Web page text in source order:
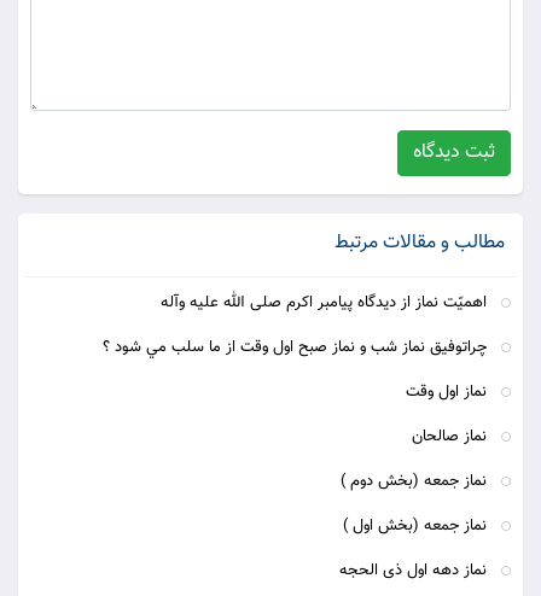
ثبت دیدگاه
مطالب و مقالات مرتبط
اهمیّت نماز از دیدگاه پیامبر اکرم صلی الله علیه وآله
چراتوفيق نماز شب و نماز صبح اول وقت از ما سلب مي شود ؟
نماز اول وقت
نماز صالحان
نماز جمعه (بخش دوم )
نماز جمعه (بخش اول )
نماز دهه اول ذی الحجه